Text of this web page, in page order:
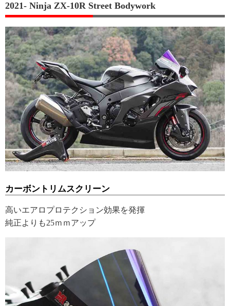
2021- Ninja ZX-10R Street Bodywork
カーボントリムスクリーン
高いエアロプロテクション効果を発揮
純正よりも25ｍｍアップ